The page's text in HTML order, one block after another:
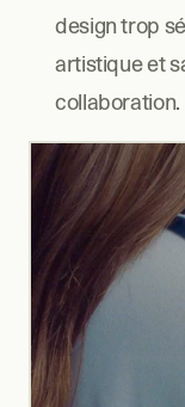
design trop
artistique et
collaboration.